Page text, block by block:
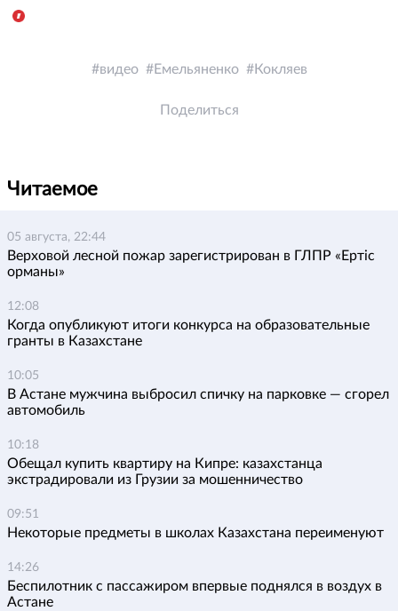
видео Емельяненко Кокляев
Поделиться
Читаемое
05 августа, 22:44
Верховой лесной пожар зарегистрирован в ГЛПР «Ертіс
орманы»
12:08
Когда опубликуют итоги конкурса на образовательные
гранты в Казахстане
10:05
В Астане мужчина выбросил спичку на парковке — сгорел
автомобиль
10:18
Обещал купить квартиру на Кипре: казахстанца
экстрадировали из Грузии за мошенничество
09:51
Некоторые предметы в школах Казахстана переименуют
14:26
Беспилотник с пассажиром впервые поднялся в воздух в
Астане